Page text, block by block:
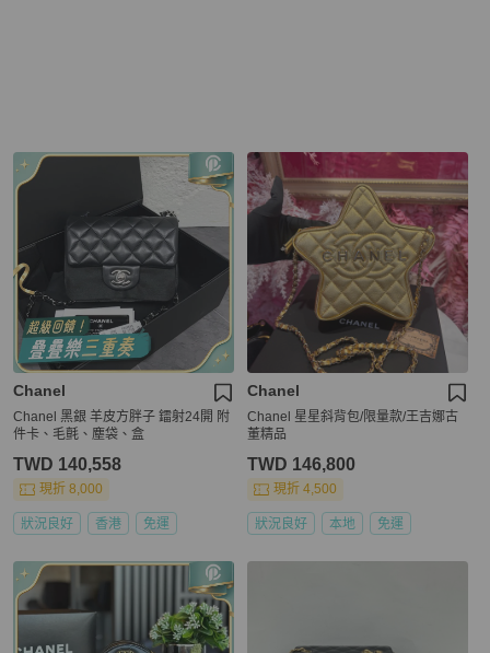
Chanel
Chanel 黑銀 羊皮方胖子 鐳射24開 附
件卡、毛氈、塵袋、盒
TWD 140,558
現折 8,000
狀況良好 香港 免運
Chanel
Chanel 星星斜背包/限量款/王吉娜古
董精品
TWD 146,800
現折 4,500
狀況良好 本地 免運